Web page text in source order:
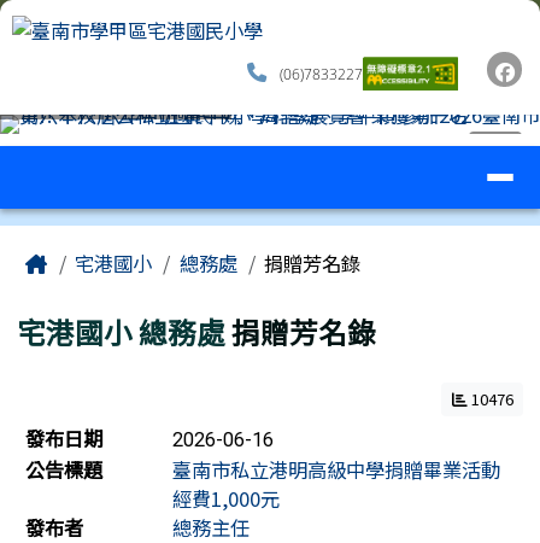
跳至主內容區
臺南市學甲區宅港國民小學
(06)7833227
工具列
Home宅港國小 總務處 捐贈芳名錄
宅港國小總務處捐贈芳名錄
10476
新聞列表
發布日期 2026-06-16
公告標題
臺南市私立港明高級中學捐贈畢業活動
經費1,000元
發布者
總務主任